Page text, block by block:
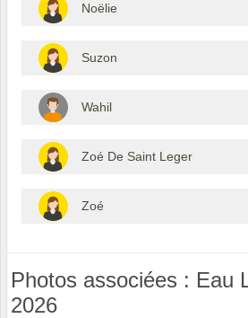
Noëlie
Suzon
Wahil
Zoé De Saint Leger
Zoé
Photos associées : Eau
2026